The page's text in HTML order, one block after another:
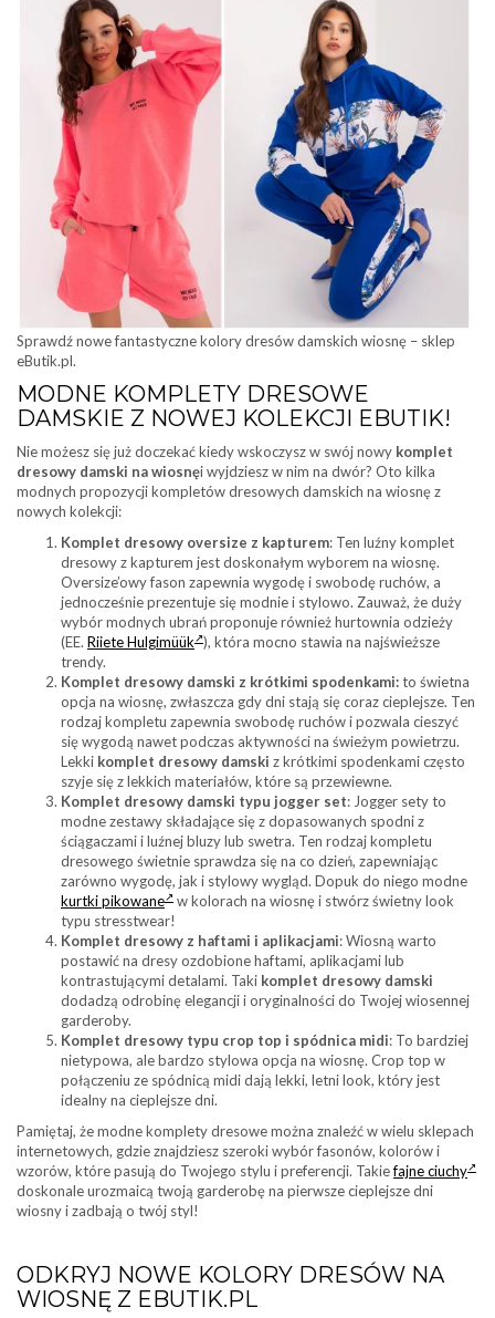
Sprawdź nowe fantastyczne kolory dresów damskich wiosnę – sklep
eButik.pl.
MODNE KOMPLETY DRESOWE
DAMSKIE Z NOWEJ KOLEKCJI EBUTIK!
Nie możesz się już doczekać kiedy wskoczysz w swój nowy komplet
dresowy damski na wiosnęi wyjdziesz w nim na dwór? Oto kilka
modnych propozycji kompletów dresowych damskich na wiosnę z
nowych kolekcji:
Komplet dresowy oversize z kapturem: Ten luźny komplet
dresowy z kapturem jest doskonałym wyborem na wiosnę.
Oversize’owy fason zapewnia wygodę i swobodę ruchów, a
jednocześnie prezentuje się modnie i stylowo. Zauważ, że duży
wybór modnych ubrań proponuje również hurtownia odzieży
(EE. Riiete Hulgimüük ), która mocno stawia na najświeższe
trendy.
Komplet dresowy damski z krótkimi spodenkami:to świetna
opcja na wiosnę, zwłaszcza gdy dni stają się coraz cieplejsze. Ten
rodzaj kompletu zapewnia swobodę ruchów i pozwala cieszyć
się wygodą nawet podczas aktywności na świeżym powietrzu.
Lekki komplet dresowy damski z krótkimi spodenkami często
szyje się z lekkich materiałów, które są przewiewne.
Komplet dresowy damski typu jogger set: Jogger sety to
modne zestawy składające się z dopasowanych spodni z
ściągaczami i luźnej bluzy lub swetra. Ten rodzaj kompletu
dresowego świetnie sprawdza się na co dzień, zapewniając
zarówno wygodę, jak i stylowy wygląd. Dopuk do niego modne
kurtki pikowane
w kolorach na wiosnę i stwórz świetny look
typu stresstwear!
Komplet dresowy z haftami i aplikacjami: Wiosną warto
postawić na dresy ozdobione haftami, aplikacjami lub
kontrastującymi detalami. Taki komplet dresowy damski
dodadzą odrobinę elegancji i oryginalności do Twojej wiosennej
garderoby.
Komplet dresowy typu crop top i spódnica midi: To bardziej
nietypowa, ale bardzo stylowa opcja na wiosnę. Crop top w
połączeniu ze spódnicą midi dają lekki, letni look, który jest
idealny na cieplejsze dni.
Pamiętaj, że modne komplety dresowe można znaleźć w wielu sklepach
internetowych, gdzie znajdziesz szeroki wybór fasonów, kolorów i
wzorów, które pasują do Twojego stylu i preferencji. Takiefajne ciuchy
doskonale urozmaicą twoją garderobę na pierwsze cieplejsze dni
wiosny i zadbają o twój styl!
ODKRYJ NOWE KOLORY DRESÓW NA
WIOSNĘ Z EBUTIK.PL